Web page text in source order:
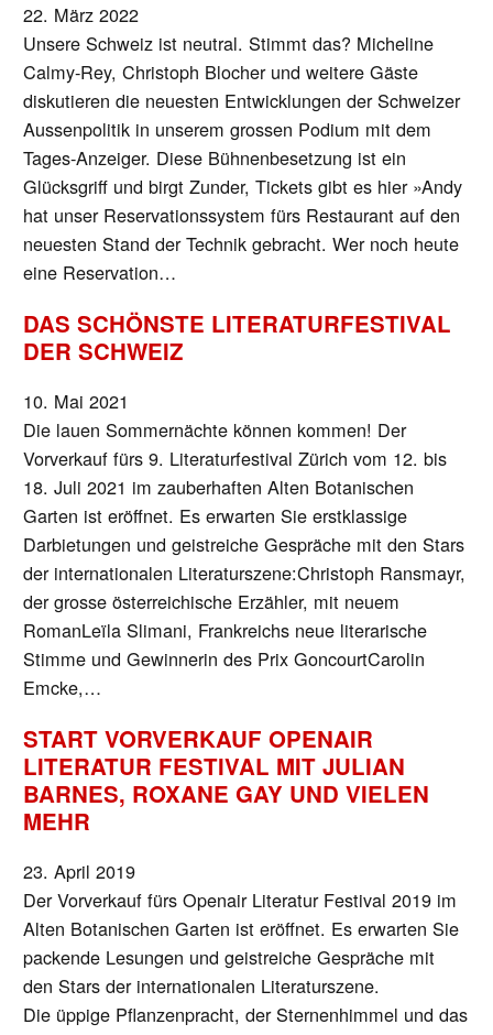
22. März 2022
Unsere Schweiz ist neutral. Stimmt das? Micheline
Calmy-Rey, Christoph Blocher und weitere Gäste
diskutieren die neuesten Entwicklungen der Schweizer
Aussenpolitik in unserem grossen Podium mit dem
Tages-Anzeiger. Diese Bühnenbesetzung ist ein
Glücksgriff und birgt Zunder, Tickets gibt es hier »Andy
hat unser Reservationssystem fürs Restaurant auf den
neuesten Stand der Technik gebracht. Wer noch heute
eine Reservation…
DAS SCHÖNSTE LITERATURFESTIVAL
DER SCHWEIZ
10. Mai 2021
Die lauen Sommernächte können kommen! Der
Vorverkauf fürs 9. Literaturfestival Zürich vom 12. bis
18. Juli 2021 im zauberhaften Alten Botanischen
Garten ist eröffnet. Es erwarten Sie erstklassige
Darbietungen und geistreiche Gespräche mit den Stars
der internationalen Literaturszene:Christoph Ransmayr,
der grosse österreichische Erzähler, mit neuem
RomanLeïla Slimani, Frankreichs neue literarische
Stimme und Gewinnerin des Prix GoncourtCarolin
Emcke,…
START VORVERKAUF OPENAIR
LITERATUR FESTIVAL MIT JULIAN
BARNES, ROXANE GAY UND VIELEN
MEHR
23. April 2019
Der Vorverkauf fürs Openair Literatur Festival 2019 im
Alten Botanischen Garten ist eröffnet. Es erwarten Sie
packende Lesungen und geistreiche Gespräche mit
den Stars der internationalen Literaturszene.
Die üppige Pflanzenpracht, der Sternenhimmel und das